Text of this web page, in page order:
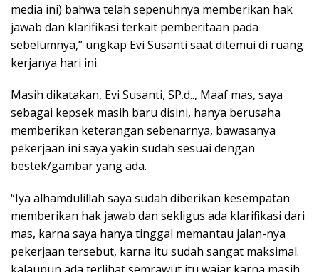
media ini) bahwa telah sepenuhnya memberikan hak
jawab dan klarifikasi terkait pemberitaan pada
sebelumnya,” ungkap Evi Susanti saat ditemui di ruang
kerjanya hari ini.
Masih dikatakan, Evi Susanti, SP.d.., Maaf mas, saya
sebagai kepsek masih baru disini, hanya berusaha
memberikan keterangan sebenarnya, bawasanya
pekerjaan ini saya yakin sudah sesuai dengan
bestek/gambar yang ada.
“Iya alhamdulillah saya sudah diberikan kesempatan
memberikan hak jawab dan sekligus ada klarifikasi dari
mas, karna saya hanya tinggal memantau jalan-nya
pekerjaan tersebut, karna itu sudah sangat maksimal.
kalaupun ada terlihat semrawut itu wajar karna masih